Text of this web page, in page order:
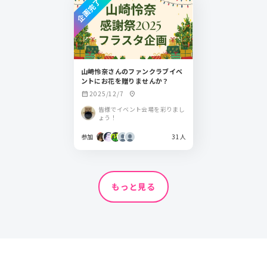
山崎怜奈さんのファンクラブイベ
ントにお花を贈りませんか？
calendar_month 2025/12/7 location_on
皆様でイベント会場を彩りまし
ょう！
参加 31人
企画完了
もっと見る